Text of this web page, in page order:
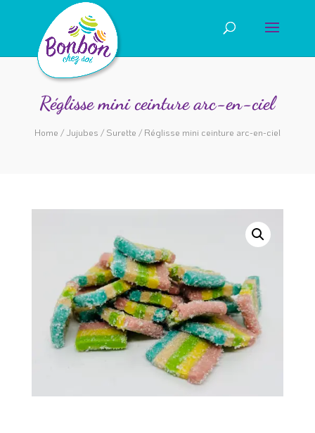
Réglisse mini ceinture arc-en-ciel
Home / Jujubes / Surette / Réglisse mini ceinture arc-en-ciel